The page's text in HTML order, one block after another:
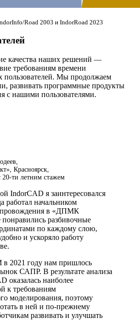
Road 2003 и IndorRoad 2023
качества наших решений —
требованиям времени
пользователей. Мы продолжаем
развивать программные продукты
с нашими пользователями.
Красноярск,
20-ти летним стажем
IndorCAD я заинтересовался
работал начальником
в «ДПМК
разбивочные
по каждому слою,
и ускоряло работу
2021 году нам пришлось
САПР. В результате анализа
оказалась наиболее
к требованиям
моделирования, поэтому
в ней и по-прежнему
развивать и улучшать